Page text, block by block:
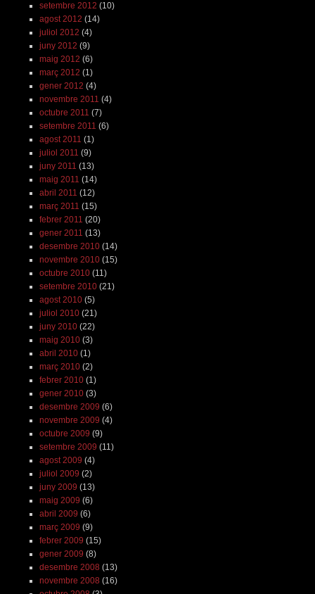
setembre 2012 (10)
agost 2012 (14)
juliol 2012 (4)
juny 2012 (9)
maig 2012 (6)
març 2012 (1)
gener 2012 (4)
novembre 2011 (4)
octubre 2011 (7)
setembre 2011 (6)
agost 2011 (1)
juliol 2011 (9)
juny 2011 (13)
maig 2011 (14)
abril 2011 (12)
març 2011 (15)
febrer 2011 (20)
gener 2011 (13)
desembre 2010(14)
novembre 2010(15)
octubre 2010(11)
setembre 2010(21)
agost 2010(5)
juliol 2010(21)
juny 2010(22)
maig 2010(3)
abril 2010(1)
març 2010(2)
febrer 2010(1)
gener 2010(3)
desembre 2009 (6)
novembre 2009 (4)
octubre 2009 (9)
setembre 2009 (11)
agost 2009 (4)
juliol 2009 (2)
juny 2009 (13)
maig 2009 (6)
abril 2009 (6)
març 2009 (9)
febrer 2009 (15)
gener 2009 (8)
desembre 2008 (13)
novembre 2008 (16)